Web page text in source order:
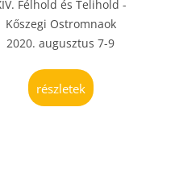
Félhold és Telihold -
Kőszegi Ostromnaok
2020. augusztus 7-9
részletek